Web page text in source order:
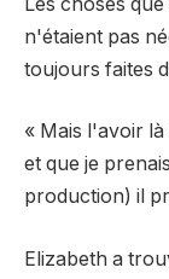
n'étaient pas
toujours faites
« Mais l'avoir là
et que je
production) il
Elizabeth a